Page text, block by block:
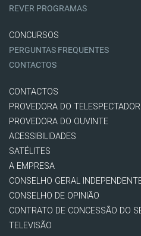
REVER PROGRAMAS
CONCURSOS
PERGUNTAS FREQUENTES
CONTACTOS
CONTACTOS
PROVEDORA DO TELESPECTADOR
PROVEDORA DO OUVINTE
ACESSIBILIDADES
SATÉLITES
A EMPRESA
CONSELHO GERAL
CONSELHO DE OPINIÃO
CONTRATO DE CONCESSÃO DO
TELEVISÃO